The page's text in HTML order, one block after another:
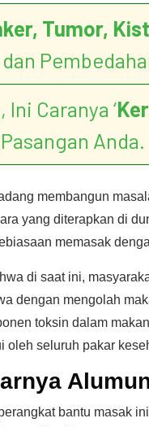
Tumor,
Ini Caranya ‘
Anda.
membangun
yang diterapkan di
memasak
di saat ini,
dengan mengolah
toksin dalam
oleh seluruh pakar
bantu masak